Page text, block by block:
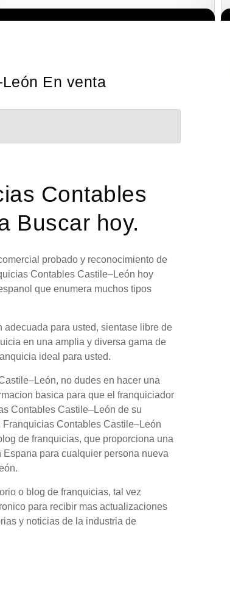
En venta
Contables
Buscar hoy.
probado y reconocimiento de
Contables Castile–León hoy
que enumera muchos tipos
para usted, sientase libre de
en una amplia y diversa gama de
ideal para usted.
no dudes en hacer una
basica para que el franquiciador
Contables Castile–León de su
Contables Castile–León
de franquicias, que proporciona una
para cualquier persona nueva
o blog de franquicias, tal vez
para recibir mas actualizaciones
y noticias de la industria de